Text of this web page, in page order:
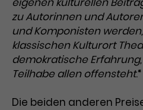
der Besuche,
stammen,
Seiten.
Name _gat_UA-
Conversions
Kampagnen.
Name _gcl_dc
Anbieter Google /
zu Autorinnen und
und Komponisten
klassischen Kulturort
demokratische
Teilhabe allen offensteht.“
Die beiden anderen